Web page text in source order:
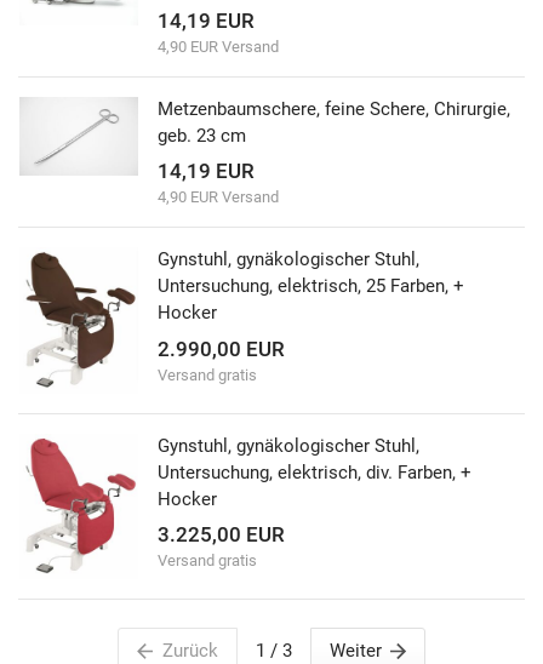
14,19 EUR
4,90 EUR Versand
Metzenbaumschere, feine Schere, Chirurgie,
geb. 23 cm
14,19 EUR
4,90 EUR Versand
Gynstuhl, gynäkologischer Stuhl,
Untersuchung, elektrisch, 25 Farben, +
Hocker
2.990,00 EUR
Versand gratis
Gynstuhl, gynäkologischer Stuhl,
Untersuchung, elektrisch, div. Farben, +
Hocker
3.225,00 EUR
Versand gratis
Zurück 1 / 3 Weiter